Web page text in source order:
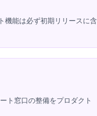
機能は必ず初期リリースに含
ト窓口の整備をプロダクト